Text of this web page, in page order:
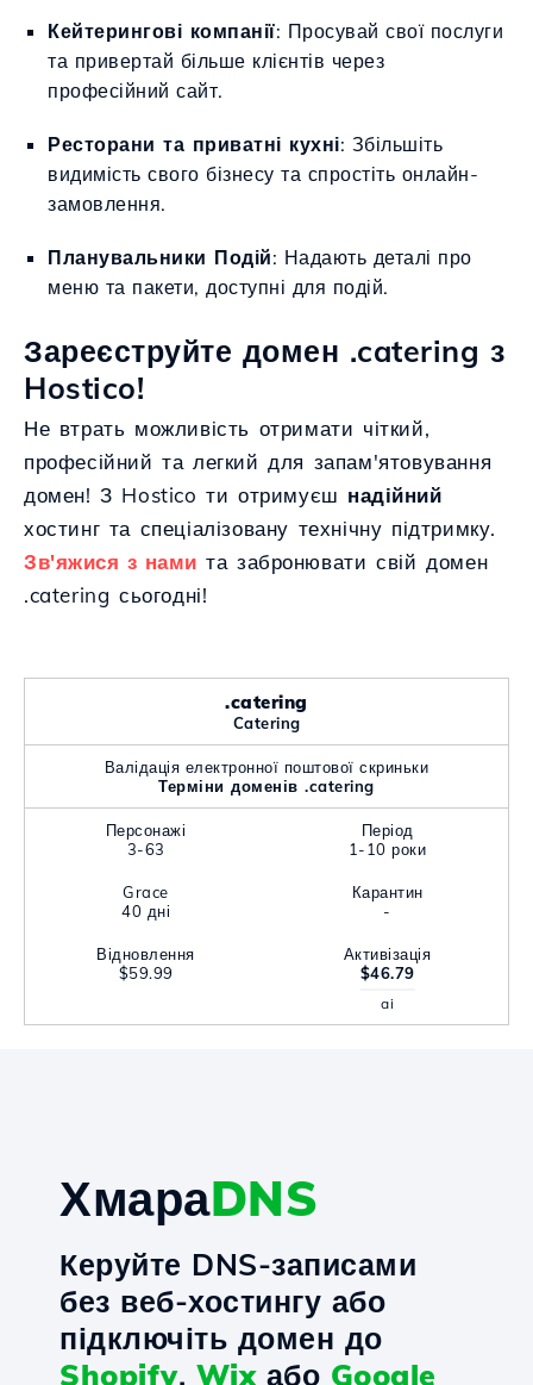
Кейтерингові компанії: Просувай свої послуги
та привертай більше клієнтів через
професійний сайт.
Ресторани та приватні кухні: Збільшіть
видимість свого бізнесу та спростіть онлайн-
замовлення.
Планувальники Подій: Надають деталі про
меню та пакети, доступні для подій.
Зареєструйте домен .catering з
Hostico!
Не втрать можливість отримати чіткий,
професійний та легкий для запам'ятовування
домен! З Hostico ти отримуєш надійний
хостинг та спеціалізовану технічну підтримку.
Зв'яжися з нами та забронювати свій домен
.catering сьогодні!
.catering
Catering
Валідація електронної поштової скриньки
Терміни доменів .catering
Персонажі
3-63
Період
1-10 роки
Grace
40 дні
Карантин
-
Відновлення
$59.99
Активізація
$46.79
ai
ХмараDNS
Керуйте DNS-записами
без веб-хостингу або
підключіть домен до
Shopify, Wixабо Google